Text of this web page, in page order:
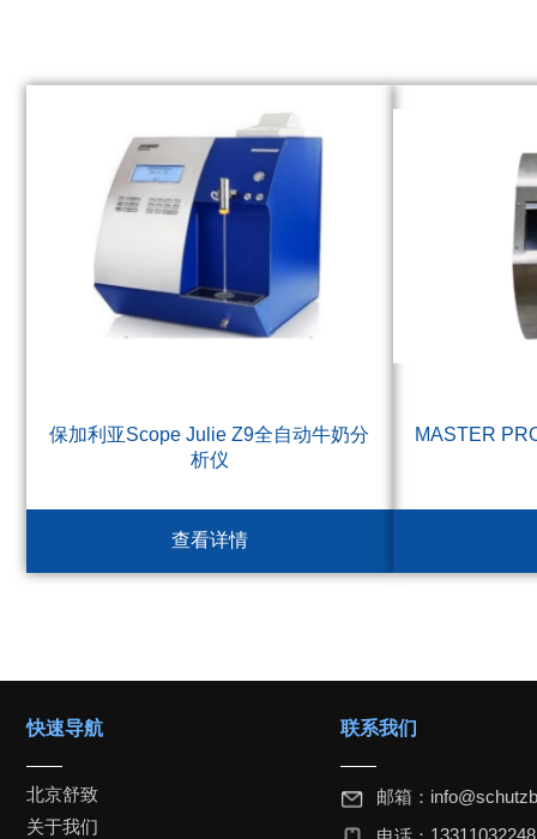
保加利亚Scope Julie Z9全自动牛奶分
析仪
查看详情
MASTER
快速导航
北京舒致
关于我们
联系我们
邮箱：